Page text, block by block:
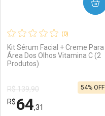
(0)
Kit Sérum Facial + Creme Para
Área Dos Olhos Vitamina C (2
Produtos)
R$ 139,90
R$64,31
54% OFF
COMPRAR